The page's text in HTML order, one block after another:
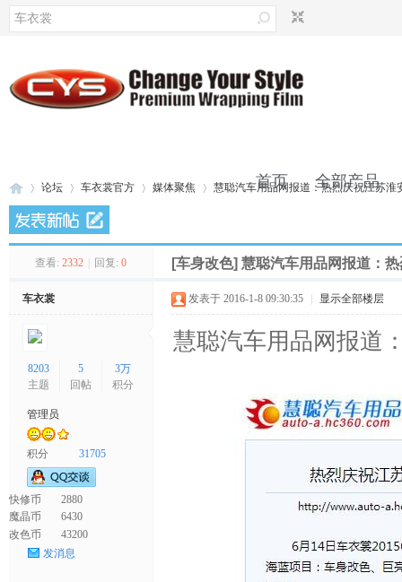
首页 全部产品
联系我们
论坛
›
车衣裳官方 媒体聚焦
›
慧聪汽车用品网报道：热烈庆祝江苏淮
查看: 2332 回复: 0 [车身改色] 慧聪汽车用品网报道：
车衣裳
8203
主题
5
回帖
3万
积分
管理员
积分 31705
快修币
2880
魔晶币
6430
改色币
43200
发消息
发表于 2016-1-8 09:30:35 显示全部楼层
慧聪汽车用品网报道